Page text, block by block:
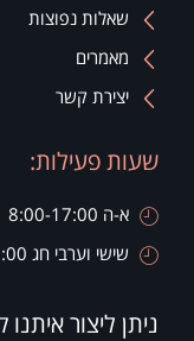
ניתן ליצור
שאלות נפוצות
מאמרים
יצירת קשר
שעות פעילות:
א-ה 8:00-17:00
שישי וערבי חג 8:00-11:00